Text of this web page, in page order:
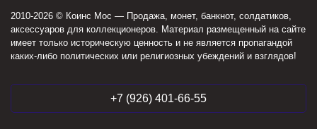
2010-2026 © Коинс Мос — Продажа, монет, банкнот, солдатиков,
аксессуаров для коллекционеров. Материал размещенный на сайте
имеет только историческую ценность и не является пропагандой
каких-либо политических или религиозных убеждений и взглядов!
+7 (926) 401-66-55